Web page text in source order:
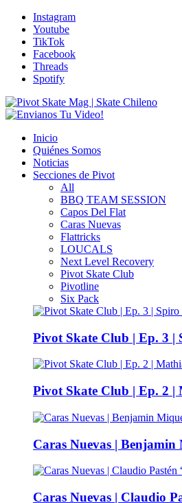
Instagram
Youtube
TikTok
Facebook
Threads
Spotify
Inicio
Quiénes Somos
Noticias
Secciones de Pivot
All
BBQ TEAM SESSION
Capos Del Flat
Caras Nuevas
Flattricks
LOUCALS
Next Level Recovery
Pivot Skate Club
Pivotline
Six Pack
Pivot Skate Club | Ep. 3 |
Pivot Skate Club | Ep. 2 |
Caras Nuevas | Benjamin
Caras Nuevas | Claudio